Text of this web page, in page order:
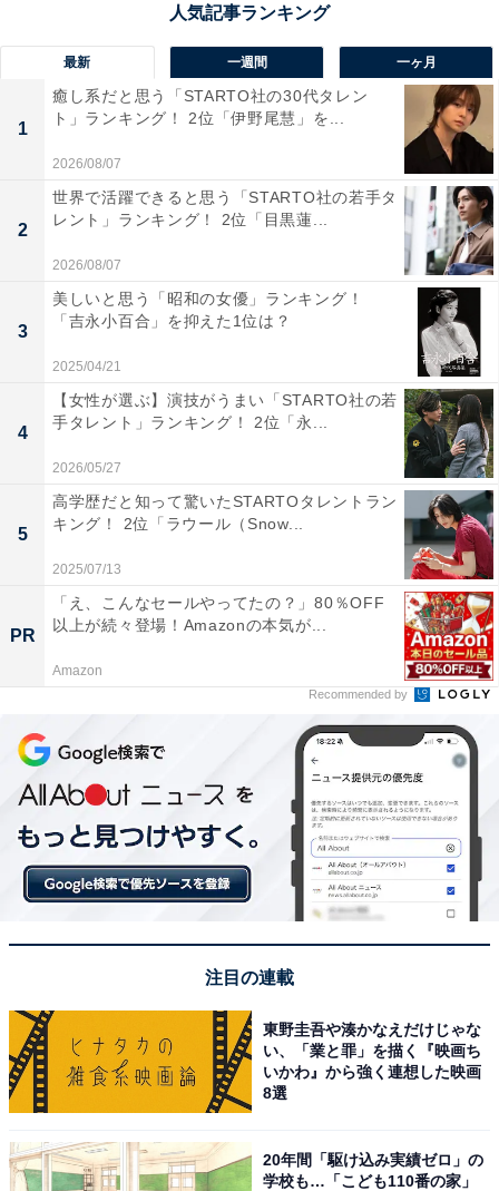
のイルミネーション、アトラクションなどを擁する人気
観光スポットです。園内はチューリップなどの季節の花
に彩られ、カラフルな花に囲まれたフォトスポットや期
間限定の「ミッフィー・フラワー・パレード」は必見。
ゴールデンウイーク期間は「100万本のバラ祭り」も開
催中です。
回答者からは、「ヨーロッパ風の異国情緒の中に咲く花
場を眺めながら、運河を渡るのは最高です」（70代男性
／北海道）、「ハウステンボスは何度か行ったことがあ
り、広大な土地にたくさんの花が咲いてとても綺麗だか
ら」（30代女性／大阪府）、「綺麗に手入れされた花と
ヨーロッパを模した街並みが好き」（50代女性／埼玉
県）、「夫と初めて行った旅行先がハウステンボスでし
た。どんな風に変わっているのかまた見てみたいです。
今度は家族で行きたいです」（60代女性／大阪府）など
のコメントが寄せられました。
※回答者からのコメントは原文ママです
この記事の筆者：福島 ゆき プロフィール
アニメや漫画のレビュー、エンタメトピックスなどを中
心に、オールジャンルで執筆中のライター。時々、店舗
取材などのリポート記事も担当。All AboutおよびAll
About ニュースでのライター歴は6年。
次ページ
8位までの全ランキング結果を見
最新 一週間 一ヶ月
1
癒し系だと思う「STARTO社の30代タレン
ト」ランキング！ 2位「伊野尾慧」を...
2026/08/07
2
世界で活躍できると思う「STARTO社の若手タ
レント」ランキング！ 2位「目黒蓮...
2026/08/07
3
美しいと思う「昭和の女優」ランキング！
「吉永小百合」を抑えた1位は？
2025/04/21
4
【女性が選ぶ】演技がうまい「STARTO社の若
手タレント」ランキング！ 2位「永...
2026/05/27
5
高学歴だと知って驚いたSTARTOタレントラン
キング！ 2位「ラウール（Snow...
2025/07/13
PR
「え、こんなセールやってたの？」80％OFF
以上が続々登場！Amazonの本気が...
Amazon
Recommended by
注目の連載
東野圭吾や湊かなえだけじゃな
い、「業と罪」を描く『映画ち
いかわ』から強く連想した映画
8選
20年間「駆け込み実績ゼロ」の
学校も…「こども110番の家」